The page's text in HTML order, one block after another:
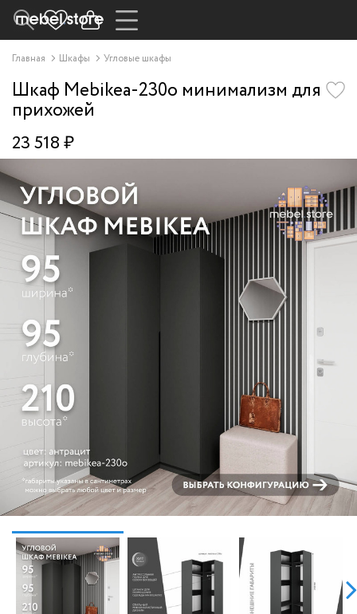
Главная Шкафы Угловые шкафы
Шкаф Mebikea-230o минимализм для
прихожей
23 518 ₽